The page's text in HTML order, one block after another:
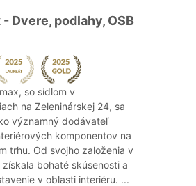
Dvere, podlahy, OSB
so sídlom v
na Zeleninárskej 24, sa
významný dodávateľ
komponentov na
trhu. Od svojho založenia v
bohaté skúsenosti a
v oblasti interiéru. ...